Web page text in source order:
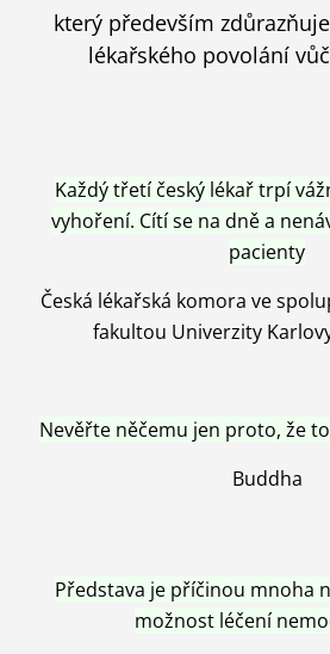
který především
lékařského povolání
Každý třetí český lékař trpí
vyhoření. Cítí se na dně a
pacienty
Česká lékařská komora ve
fakultou Univerzity
Nevěřte něčemu jen proto, že
Buddha
Představa je příčinou mnoha
možnost léčení